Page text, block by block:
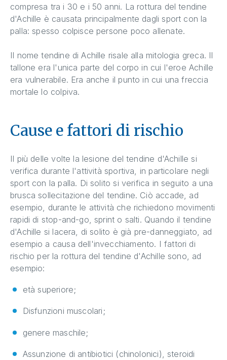
compresa tra i 30 e i 50 anni. La rottura del tendine
d'Achille è causata principalmente dagli sport con la
palla: spesso colpisce persone poco allenate.
Il nome tendine di Achille risale alla mitologia greca. Il
tallone era l'unica parte del corpo in cui l'eroe Achille
era vulnerabile. Era anche il punto in cui una freccia
mortale lo colpiva.
Cause e fattori di rischio
Il più delle volte la lesione del tendine d'Achille si
verifica durante l'attività sportiva, in particolare negli
sport con la palla. Di solito si verifica in seguito a una
brusca sollecitazione del tendine. Ciò accade, ad
esempio, durante le attività che richiedono movimenti
rapidi di stop-and-go, sprint o salti. Quando il tendine
d'Achille si lacera, di solito è già pre-danneggiato, ad
esempio a causa dell'invecchiamento. I fattori di
rischio per la rottura del tendine d'Achille sono, ad
esempio:
età superiore;
Disfunzioni muscolari;
genere maschile;
Assunzione di antibiotici (chinolonici), steroidi